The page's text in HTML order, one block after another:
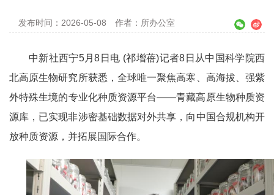
发布时间：2026-05-08 作者：所办公室
中新社西宁5月8日电 (祁增蓓)记者8日从中国科学院西
北高原生物研究所获悉，全球唯一聚焦高寒、高海拔、强紫
外特殊生境的专业化种质资源平台——青藏高原生物种质资
源库，已实现非涉密基础数据对外共享，向中国合规机构开
放种质资源，并拓展国际合作。